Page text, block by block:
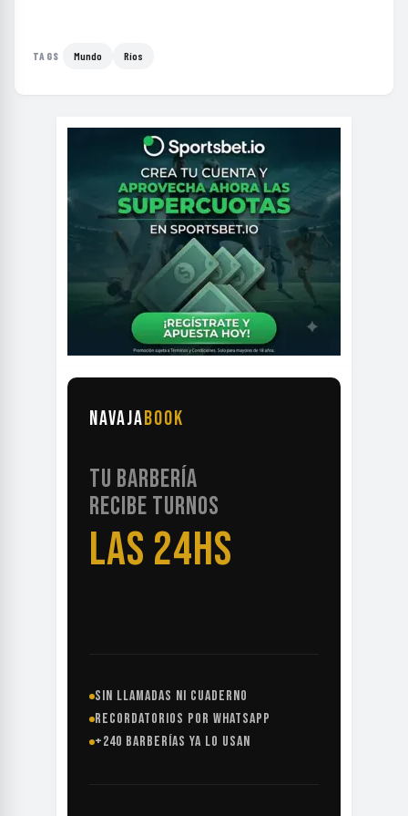
TAGS Mundo Ríos
NAVAJABOOK
TU BARBERÍA
RECIBE TURNOS
LAS 24HS
SIN LLAMADAS NI CUADERNO
RECORDATORIOS POR WHATSAPP
+240 BARBERÍAS YA LO USAN